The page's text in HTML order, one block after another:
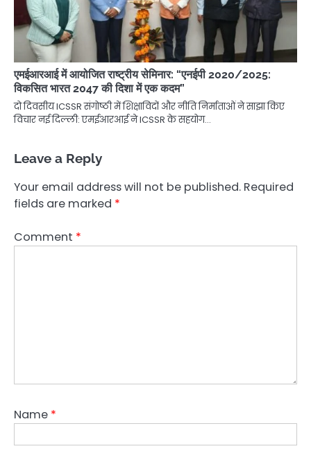
एमईआरआई में आयोजित राष्ट्रीय सेमिनार: “एनईपी 2020/2025:
विकसित भारत 2047 की दिशा में एक कदम”
दो दिवसीय ICSSR संगोष्ठी में शिक्षाविदों और नीति निर्माताओं ने साझा किए
विचार नई दिल्ली: एमईआरआई ने ICSSR के सहयोग…
Leave a Reply
Your email address will not be published. Required
fields are marked *
Comment *
Name *